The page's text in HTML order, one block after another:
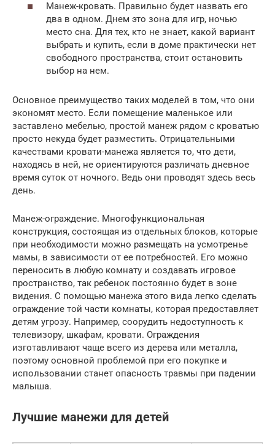
Манеж-кровать. Правильно будет назвать его
два в одном. Днем это зона для игр, ночью
место сна. Для тех, кто не знает, какой вариант
выбрать и купить, если в доме практически нет
свободного пространства, стоит остановить
выбор на нем.
Основное преимущество таких моделей в том, что они
экономят место. Если помещение маленькое или
заставлено мебелью, простой манеж рядом с кроватью
просто некуда будет разместить. Отрицательными
качествами кровати-манежа является то, что дети,
находясь в ней, не ориентируются различать дневное
время суток от ночного. Ведь они проводят здесь весь
день.
Манеж-ограждение. Многофункциональная
конструкция, состоящая из отдельных блоков, которые
при необходимости можно размещать на усмотренье
мамы, в зависимости от ее потребностей. Его можно
переносить в любую комнату и создавать игровое
пространство, так ребенок постоянно будет в зоне
видения. С помощью манежа этого вида легко сделать
ограждение той части комнаты, которая предоставляет
детям угрозу. Например, соорудить недоступность к
телевизору, шкафам, кровати. Ограждения
изготавливают чаще всего из дерева или металла,
поэтому основной проблемой при его покупке и
использовании станет опасность травмы при падении
малыша.
Лучшие манежи для детей